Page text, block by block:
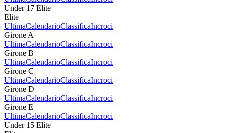
Under 17 Elite
Elite
UltimaCalendarioClassificaIncroci
Girone A
UltimaCalendarioClassificaIncroci
Girone B
UltimaCalendarioClassificaIncroci
Girone C
UltimaCalendarioClassificaIncroci
Girone D
UltimaCalendarioClassificaIncroci
Girone E
UltimaCalendarioClassificaIncroci
Under 15 Elite